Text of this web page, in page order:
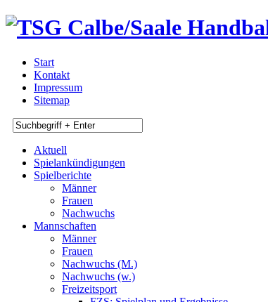
Start
Kontakt
Impressum
Sitemap
Aktuell
Spielankündigungen
Spielberichte
Männer
Frauen
Nachwuchs
Mannschaften
Männer
Frauen
Nachwuchs (M.)
Nachwuchs (w.)
Freizeitsport